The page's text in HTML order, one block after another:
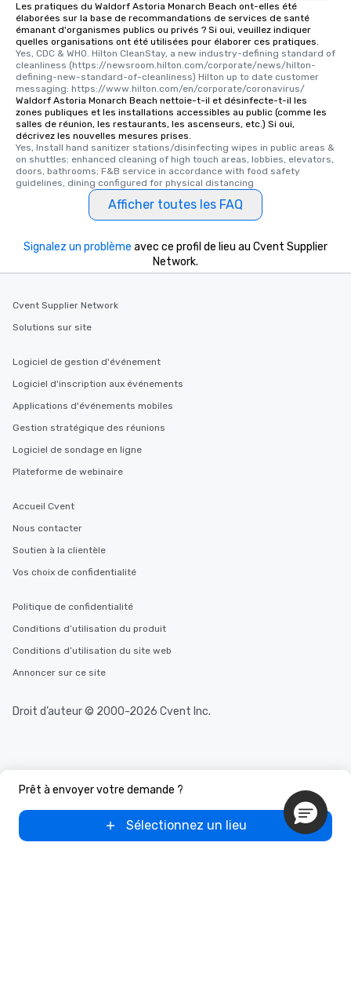
Les pratiques du Waldorf Astoria Monarch Beach ont-elles été
élaborées sur la base de recommandations de services de santé
émanant d'organismes publics ou privés ? Si oui, veuillez indiquer
quelles organisations ont été utilisées pour élaborer ces pratiques.
Yes, CDC & WHO. Hilton CleanStay, a new industry-defining standard of
cleanliness (https://newsroom.hilton.com/corporate/news/hilton-
defining-new-standard-of-cleanliness) Hilton up to date customer
messaging: https://www.hilton.com/en/corporate/coronavirus/
Waldorf Astoria Monarch Beach nettoie-t-il et désinfecte-t-il les
zones publiques et les installations accessibles au public (comme les
salles de réunion, les restaurants, les ascenseurs, etc.) Si oui,
décrivez les nouvelles mesures prises.
Yes, Install hand sanitizer stations/disinfecting wipes in public areas &
on shuttles; enhanced cleaning of high touch areas, lobbies, elevators,
doors, bathrooms; F&B service in accordance with food safety
guidelines, dining configured for physical distancing
Afficher toutes les FAQ
Prêt à envoyer votre demande ?
Sélectionnez un lieu
Signalez un problème avec ce profil de lieu au Cvent Supplier
Network.
Cvent Supplier Network
Solutions sur site
Logiciel de gestion d'événement
Logiciel d'inscription aux événements
Applications d'événements mobiles
Gestion stratégique des réunions
Logiciel de sondage en ligne
Plateforme de webinaire
Accueil Cvent
Nous contacter
Soutien à la clientèle
Vos choix de confidentialité
Politique de confidentialité
Conditions d’utilisation du produit
Conditions d’utilisation du site web
Annoncer sur ce site
Droit d’auteur © 2000-2026 Cvent Inc.